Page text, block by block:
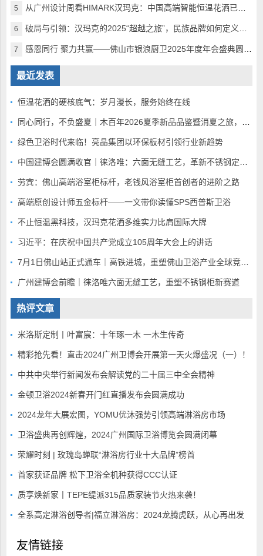
5 从广州设计周看HIMARK汉玛克：中国高端智能恒温花洒已完美超越
6 破局与引领：汉玛克的2025“超越之旅”，民族品牌如何定义全球高奢沐浴
7 感恩同行 聚力共赢——佛山市银浪厨卫2025年度年会盛典圆满落幕
最近发表
恒温花洒的硬核底气：岁月漫长，服务始终在线
绿色卫浴时代来临！亮晶集团以环保板材引领行业新趋势
劳宾：佛山高端浴室柜标杆，老钱风浴室柜首创者的进阶之路
高端原创设计师五金标杆——一文带你读懂SPS西普斯卫浴
不止恒温黑科技，汉玛克花洒多维实力比肩国际大牌
习近平：在庆祝中国共产党成立105周年大会上的讲话
7月1日佛山站正式通车｜高铁进城，重塑佛山卫浴产业全球竞争底盘
广州建博会前瞻｜徕洛唯六面无缝工艺，重塑不锈钢柜新赛道
热评文章
米洛斯定制丨叶富宸：十年琢一木 一木生传奇
精彩抢先看！直击2024广州卫博会开展第一天火爆盛况（一）！
中共中央举行新闻发布会解读党的二十届三中全会精神
金顿卫浴2024新春开门红直播发布会圆满成功
2024龙年大展宏图，YOMU优沐强势引领高端淋浴房市场
卫浴盛典再创辉煌，2024广州国际卫浴博览会圆满闭幕
荣耀时刻 | 玫瑰岛蝉联“淋浴房行业十大品牌”榜首
首家获证品牌 松下卫浴全机种获得CCC认证
质享焕新家丨TEPE缇派315品质家装节火热来袭！
全系高定淋浴创导者|福立淋浴房：2024龙腾虎跃，从心再出发
友情链接